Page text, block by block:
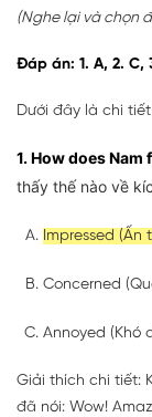
(Nghe lại và chọn
Đáp án: 1. A, 2. C,
Dưới đây là chi
1. How does
thấy thế nào về
Impressed (Ấn
Concerned
Annoyed (Khó
Giải thích chi tiết:
đã nói: Wow!